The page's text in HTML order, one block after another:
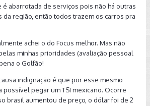
que cada um deve avaliar no
Particularmente fui mais pelos reviews
eu não seja "vovôzinho" como ele,
de acelerar não. Mas com certeza
o TSI como referência vão torcer muito
desse MSI. Eu, como venho de um
Sportline 1.6 VHT estou achando o carro
espectativas em termos de
é abarrotada de serviços pois não há outras
da região, então todos trazem os carros pra
achei o do Focus melhor. Mas não
minhas prioridades (avaliação pessoal
o Golfão!
indignação é que por esse mesmo
pegar um TSI mexicano. Ocorre
brasil aumentou de preço, o dólar foi de 2